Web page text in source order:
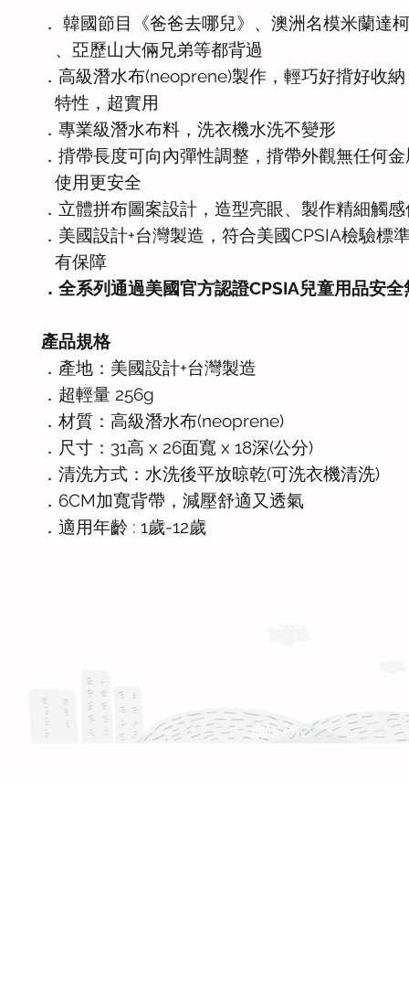
． 韓國節目《爸爸去哪兒》、澳洲名模米蘭達
、亞歷山大倆兄弟等都背過
．高級潛水布(neoprene)製作，輕巧好揹好收
特性，超實用
．專業級潛水布料，洗衣機水洗不變形
．揹帶長度可向內彈性調整，揹帶外觀無任何
使用更安全
．立體拼布圖案設計，造型亮眼、製作精細觸
．美國設計+台灣製造，符合美國CPSIA檢驗標
有保障
．全系列通過美國官方認證CPSIA兒童用品安
產品規格
．產地：美國設計+台灣製造
．超輕量 256g
．材質：高級潛水布(neoprene)
．尺寸：31高 x 26面寬 x 18深(公分)
．清洗方式：水洗後平放晾乾(可洗衣機清洗)
．6CM加寬背帶，減壓舒適又透氣
．適用年齡 : 1歲-12歲
網站 FAQ